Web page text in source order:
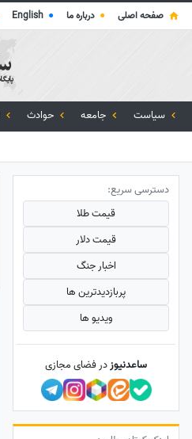
صفحه اصلی ● درباره ما ●
English
سیاست جامعه حوادث
دسترسی سریع:
قیمت طلا
قیمت دلار
اخبار جنگ
پربازدید‌ترین ها
ویدیو ها
ساعدنیوزدر فضای مجازی